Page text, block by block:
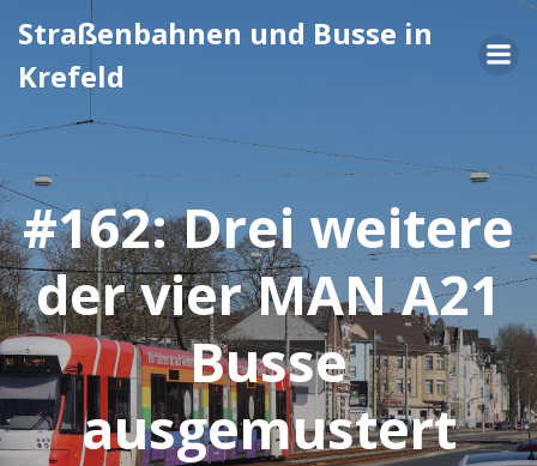
Inhalt
Straßenbahnen und Busse in
Krefeld
#162: Drei weitere
der vier MAN A21
Busse
ausgemustert